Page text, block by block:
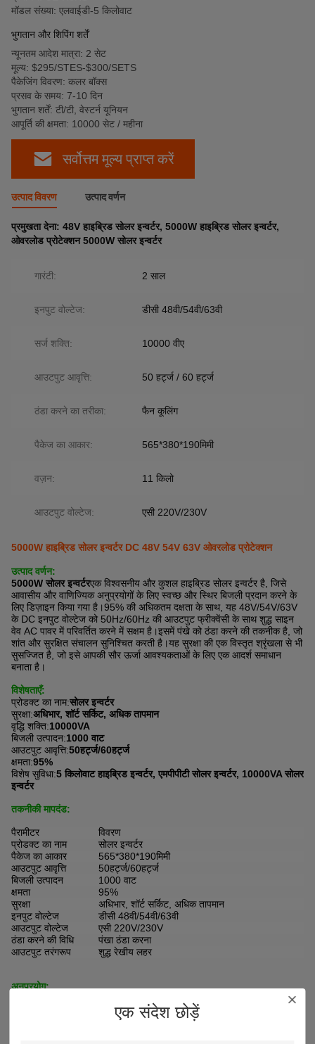
एक संदेश छोड़ें
मॉडल संख्या: एलवाईडी-5 किलोवाट
भुगतान और शिपिंग शर्तें
न्यूनतम आदेश मात्रा: 2 सेट
मूल्य: $295/STES-$300/SETS
पैकेजिंग विवरण: कलर बॉक्स
प्रसव के समय: 7-10 दिन
भुगतान शर्तें: टी/टी, वेस्टर्न यूनियन
आपूर्ति की क्षमता: 10000 सेट / महीना
सर्वोत्तम मूल्य प्राप्त करें
उत्पाद विवरण उत्पाद वर्णन
प्रमुखता देना: 48V हाइब्रिड सोलर इन्वर्टर, 5000W हाइब्रिड सोलर इन्वर्टर,
ओवरलोड प्रोटेक्शन 5000W सोलर इन्वर्टर
गारंटी: 2 साल
इनपुट वोल्टेज: डीसी 48वी/54वी/63वी
सर्ज शक्ति: 10000 वीए
आउटपुट आवृत्ति: 50 हर्ट्ज / 60 हर्ट्ज
ठंडा करने का तरीका: फैन कूलिंग
पैकेज का आकार: 565*380*190मिमी
वज़न: 11 किलो
आउटपुट वोल्टेज: एसी 220V/230V
5000W हाइब्रिड सोलर इन्वर्टर DC 48V 54V 63V ओवरलोड प्रोटेक्शन
उत्पाद वर्णन:
5000W सोलर इन्वर्टरएक विश्वसनीय और कुशल हाइब्रिड सोलर इन्वर्टर है, जिसे
आवासीय और वाणिज्यिक अनुप्रयोगों के लिए स्वच्छ और स्थिर बिजली प्रदान करने के
लिए डिज़ाइन किया गया है।95% की अधिकतम दक्षता के साथ, यह 48V/54V/63V
के DC इनपुट वोल्टेज को 50Hz/60Hz की आउटपुट फ्रीक्वेंसी के साथ शुद्ध साइन
वेव AC पावर में परिवर्तित करने में सक्षम है।इसमें पंखे को ठंडा करने की तकनीक है, जो
शांत और सुरक्षित संचालन सुनिश्चित करती है।यह सुरक्षा की एक विस्तृत श्रृंखला से भी
सुसज्जित है, जो इसे आपकी सौर ऊर्जा आवश्यकताओं के लिए एक आदर्श समाधान
बनाता है।
विशेषताएँ:
प्रोडक्ट का नाम:सोलर इन्वर्टर
सुरक्षा:अधिभार, शॉर्ट सर्किट, अधिक तापमान
वृद्धि शक्ति:10000VA
बिजली उत्पादन:1000 वाट
आउटपुट आवृत्ति:50हर्ट्ज/60हर्ट्ज
क्षमता:95%
विशेष सुविधा:5 किलोवाट हाइब्रिड इन्वर्टर, एमपीपीटी सोलर इन्वर्टर, 10000VA सोलर
इन्वर्टर
तकनीकी मापदंड:
पैरामीटर
विवरण
प्रोडक्ट का नाम
सोलर इन्वर्टर
पैकेज का आकार
565*380*190मिमी
आउटपुट आवृत्ति
50हर्ट्ज/60हर्ट्ज
बिजली उत्पादन
1000 वाट
क्षमता
95%
सुरक्षा
अधिभार, शॉर्ट सर्किट, अधिक तापमान
इनपुट वोल्टेज
डीसी 48वी/54वी/63वी
आउटपुट वोल्टेज
एसी 220V/230V
ठंडा करने की विधि
पंखा ठंडा करना
आउटपुट तरंगरूप
शुद्ध रेखीय लहर
अनुप्रयोग:
हाइब्रिड सोलर इनवर्टर बनाती है।हमारा LYD-5KW इन्वर्टर घरेलू और व्यावसायिक
उपयोग के लिए एक आदर्श विकल्प है।यह CE/Rohs प्रमाणीकरण के साथ आता है और